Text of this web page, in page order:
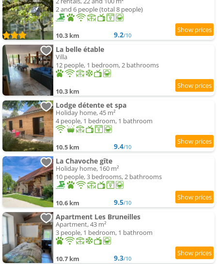
2 and 6 people (total 8 people)
10.3 km 9.2/10
La belle étable
Villa
12 people, 1 bedroom, 2 bathrooms
10.3 km
Lodge détente et spa
Holiday home, 45 m²
4 people, 1 bedroom, 1 bathroom
10.5 km 9.4/10
La Chavoche gîte
Holiday home, 160 m²
10 people, 3 bedrooms, 2 bathrooms
10.6 km 9.5/10
Apartment Les Bruneilles
Apartment, 43 m²
3 people, 1 bedroom, 1 bathroom
10.7 km 9.3/10